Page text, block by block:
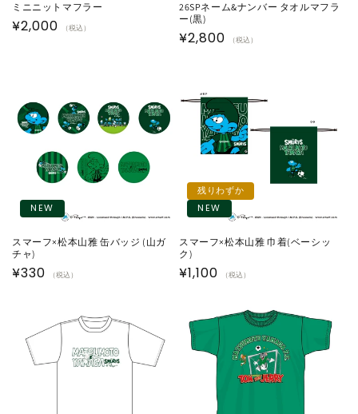
ミニニットマフラー
通
¥2,000 （税込）
26SPネーム&ナンバー タオルマフラ
ー(黒)
通
格
¥2,800 （税込）
NEW
スマーフ×松本山雅 缶バッジ (山ガ
チャ)
通
¥330 （税込）
残りわずか
NEW
スマーフ×松本山雅 巾着(ベーシッ
ク)
通
格
¥1,100 （税込）